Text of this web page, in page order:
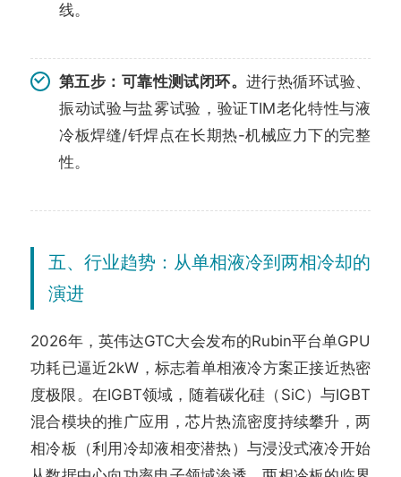
线。
第五步：可靠性测试闭环。进行热循环试验、
振动试验与盐雾试验，验证TIM老化特性与液
冷板焊缝/钎焊点在长期热-机械应力下的完整
性。
五、行业趋势：从单相液冷到两相冷却的
演进
2026年，英伟达GTC大会发布的Rubin平台单GPU
功耗已逼近2kW，标志着单相液冷方案正接近热密
度极限。在IGBT领域，随着碳化硅（SiC）与IGBT
混合模块的推广应用，芯片热流密度持续攀升，两
相冷板（利用冷却液相变潜热）与浸没式液冷开始